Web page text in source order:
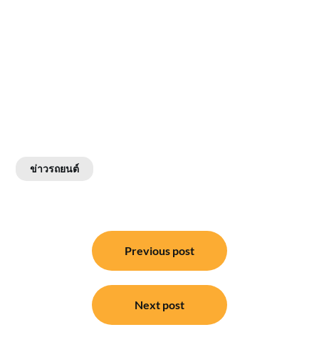
ข่าวรถยนต์
Previous post
Next post